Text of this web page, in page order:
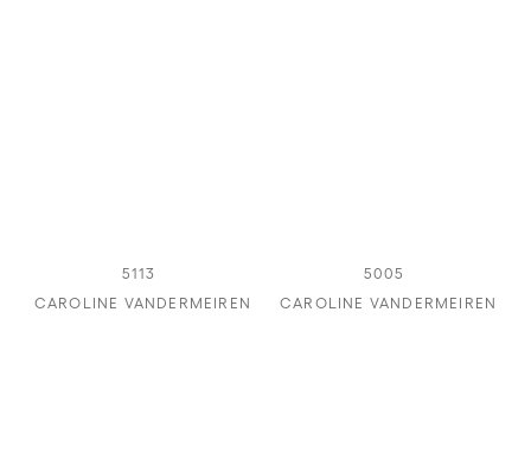
5113
CAROLINE VANDERMEIREN
5005
CAROLINE VANDERMEIREN